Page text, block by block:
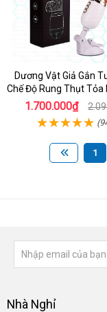
Dương Vật Giả Gắn
Chế Độ Rung Thụt Tỏa
Cấp
1.700.000₫
1
Nhà Nghỉ